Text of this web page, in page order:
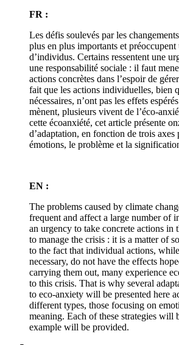
FR :
Les défis soulevés par les
plus en plus importants et
d’individus. Certains ressentent une
une responsabilité sociale : il faut
actions concrètes dans l’espoir de
fait que les actions individuelles, bien
nécessaires, n’ont pas les effets
mènent, plusieurs vivent de l’éco-
cette écoanxiété, cet article présente
d’adaptation, en fonction de trois axes
émotions, le problème et la
EN :
The problems caused by climate
frequent and affect a large number of
an urgency to take concrete actions in
to manage the crisis : it is a matter of
to the fact that individual actions,
necessary, do not have the effects
carrying them out, many experience
to this crisis. That is why several
to eco-anxiety will be presented here
different types, those focusing on
meaning. Each of these strategies will
example will be provided.